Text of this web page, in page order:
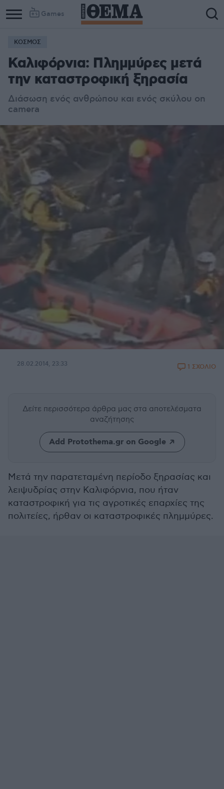
Games
ΚΟΣΜΟΣ
Καλιφόρνια: Πλημμύρες μετά
την καταστροφική ξηρασία
Διάσωση ενός ανθρώπου και ενός σκύλου on
camera
28.02.2014, 23:33 1 ΣΧΟΛΙΟ
Δείτε περισσότερα άρθρα μας στα αποτελέσματα
αναζήτησης
Add Protothema.gr on Google
Μετά την παρατεταμένη περίοδο ξηρασίας και
λειψυδρίας στην Καλιφόρνια, που ήταν
καταστροφική για τις αγροτικές επαρχίες της
πολιτείες, ήρθαν οι καταστροφικές πλημμύρες.